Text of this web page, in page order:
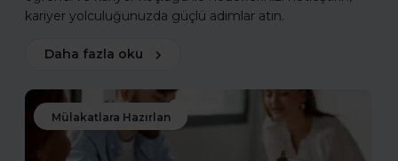
kariyer yolculuğunuzda güçlü adımlar atın.
Daha fazla oku
Mülakatlara Hazırlan